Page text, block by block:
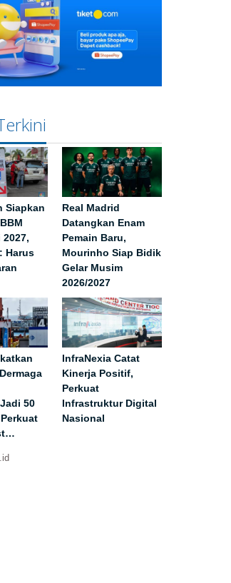
Siapkan
Harus
Real Madrid
Datangkan Enam
Pemain Baru,
Mourinho Siap Bidik
Gelar Musim
2026/2027
50
InfraNexia Catat
Kinerja Positif,
Perkuat
Infrastruktur Digital
Nasional